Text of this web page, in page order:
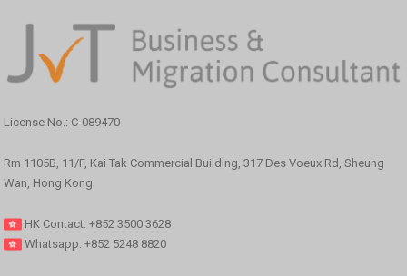
License No.: C-089470
Rm 1105B, 11/F, Kai Tak Commercial Building, 317 Des Voeux Rd, Sheung
Wan, Hong Kong
HK Contact: +852 3500 3628
Whatsapp: +852 5248 8820